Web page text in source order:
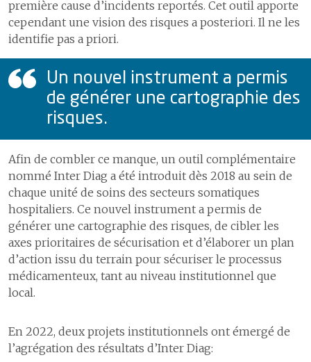
4.4 Le traitement de la douleur
Certifications et accréditations
9 Comptes
des
collaboratrices
et
collaborateurs
Accompagner
les personnes
en absences de
longue durée et
personnel et
d’entreprise
Espace
collaborateurs
Pratiques cliniques responsables
Adapter notre gouvernance
première cause d’incidents reportés. Cet outil apporte
cependant une vision des risques a posteriori. Il ne les
identifie pas a priori.
Un nouvel instrument a permis
de générer une cartographie des
risques.
Afin de combler ce manque, un outil complémentaire
nommé Inter Diag a été introduit dès 2018 au sein de
chaque unité de soins des secteurs somatiques
hospitaliers. Ce nouvel instrument a permis de
générer une cartographie des risques, de cibler les
axes prioritaires de sécurisation et d’élaborer un plan
d’action issu du terrain pour sécuriser le processus
médicamenteux, tant au niveau institutionnel que
local.
En 2022, deux projets institutionnels ont émergé de
l’agrégation des résultats d’Inter Diag: